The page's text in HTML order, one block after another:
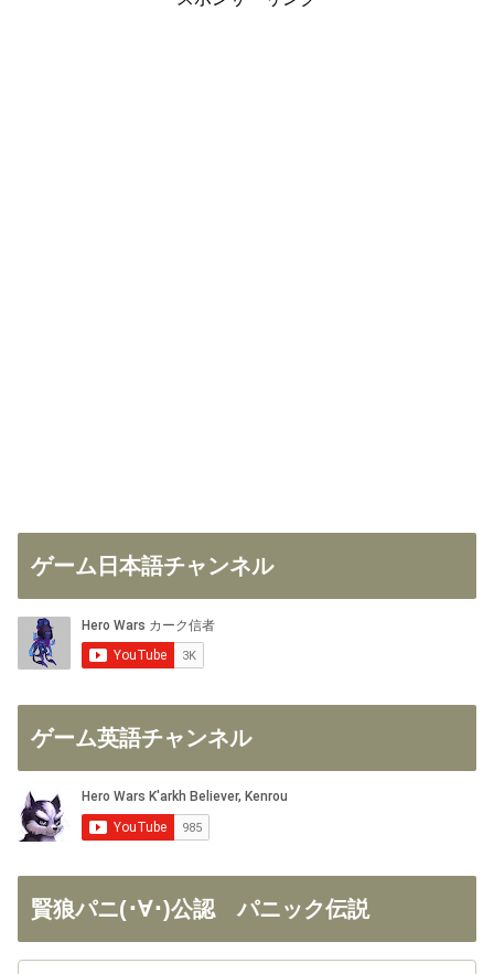
ゲーム日本語チャンネル
ゲーム英語チャンネル
賢狼パニ(･∀･)公認 パニック伝説